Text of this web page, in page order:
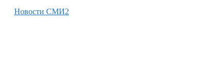
Новости СМИ2